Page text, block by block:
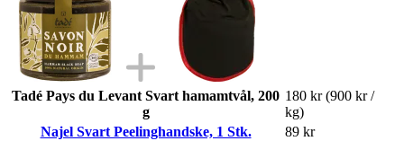
Tadé Pays du Levant Svart hamamtvål, 200
g
180 kr (900 kr /
kg)
Najel Svart Peelinghandske, 1 Stk.
89 kr